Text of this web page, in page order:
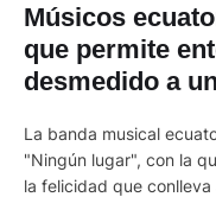
Músicos
que permite
desmedido a
La banda musical
"Ningún lugar", con la
la felicidad que conlleva